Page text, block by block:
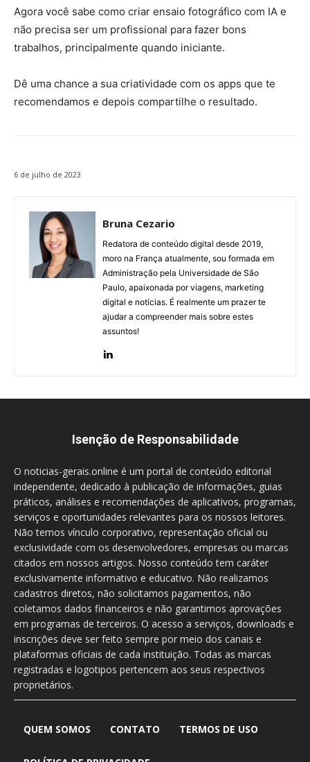
Agora você sabe como criar ensaio fotográfico com IA e
não precisa ser um profissional para fazer bons
trabalhos, principalmente quando iniciante.
Dê uma chance a sua criatividade com os apps que te
recomendamos e depois compartilhe o resultado.
6 de julho de 2023
Bruna Cezario
Redatora de conteúdo digital desde 2019,
moro na França atualmente, sou formada em
Administração pela Universidade de São
Paulo, apaixonada por viagens, marketing
digital e notícias. É realmente um prazer te
ajudar a compreender mais sobre estes
assuntos!
Isenção de Responsabilidade
O noticias-gerais.online é um portal de conteúdo editorial
independente, dedicado à publicação de informações, guias
práticos, análises e recomendações de aplicativos, programas,
serviços e oportunidades relevantes para os nossos leitores.
Não temos vínculo corporativo, representação oficial ou
exclusividade com os desenvolvedores, empresas ou marcas
citados em nossos artigos. Nosso conteúdo tem caráter
exclusivamente informativo e educativo. Não realizamos
cadastros diretos, não solicitamos pagamentos, não
coletamos dados financeiros e não garantimos aprovações
em programas de terceiros. O acesso a serviços, downloads e
inscrições deve ser feito sempre por meio dos canais e
plataformas oficiais de cada instituição. Todas as marcas
registradas e logotipos pertencem aos seus respectivos
proprietários.
QUEM SOMOS CONTATO TERMOS DE USO